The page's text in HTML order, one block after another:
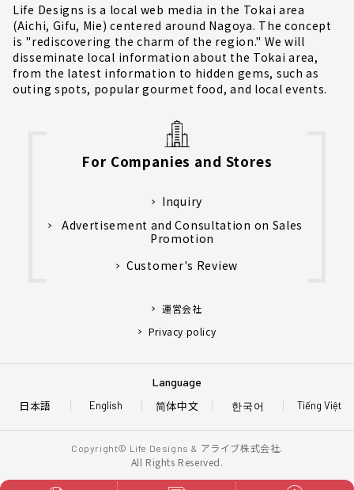
Life Designs is a local web media in the Tokai area
(Aichi, Gifu, Mie) centered around Nagoya. The concept
is "rediscovering the charm of the region." We will
disseminate local information about the Tokai area,
from the latest information to hidden gems, such as
outing spots, popular gourmet food, and local events.
For Companies and Stores
Inquiry
Advertisement and Consultation on Sales
Promotion
Customer's Review
運営会社
Privacy policy
Language
日本語 English Tiếng Việt
简体中文 한국어
Copyright© Life Designs & アライブ株式会社.
All Rights Reserved.